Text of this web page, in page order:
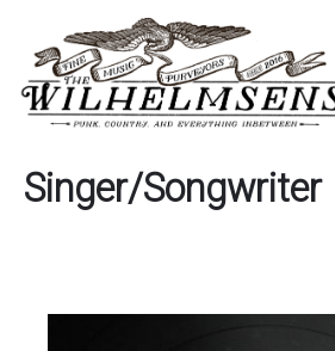
hovedinnhold
Singer/Songwriter